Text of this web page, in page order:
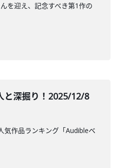
を迎え、記念すべき第1作の
と深掘り！2025/12/8
作品ランキング「Audibleベ